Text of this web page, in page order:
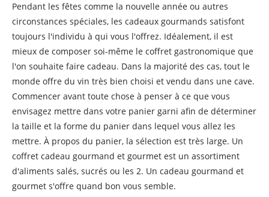
Pendant les fêtes comme la nouvelle année ou autres
circonstances spéciales, les cadeaux gourmands satisfont
toujours l'individu à qui vous l'offrez. Idéalement, il est
mieux de composer soi-même le coffret gastronomique que
l'on souhaite faire cadeau. Dans la majorité des cas, tout le
monde offre du vin très bien choisi et vendu dans une cave.
Commencer avant toute chose à penser à ce que vous
envisagez mettre dans votre panier garni afin de déterminer
la taille et la forme du panier dans lequel vous allez les
mettre. À propos du panier, la sélection est très large. Un
coffret cadeau gourmand et gourmet est un assortiment
d'aliments salés, sucrés ou les 2. Un cadeau gourmand et
gourmet s'offre quand bon vous semble.